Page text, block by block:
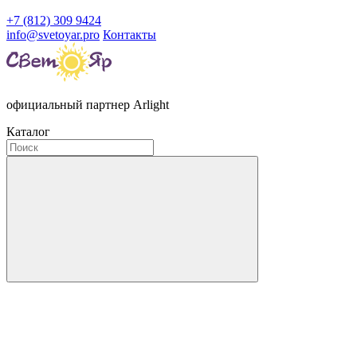
+7 (812) 309 9424
info@svetoyar.pro Контакты
официальный партнер Arlight
Каталог